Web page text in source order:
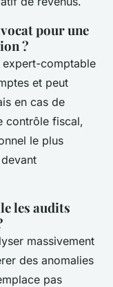
pour une
?
comptable
et peut
en cas de
contrôle fiscal,
le plus
les audits
massivement
des anomalies
pas